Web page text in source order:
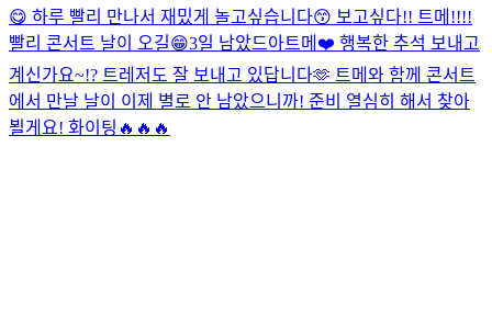
😋 하루 빨리 만나서 재밌게 놀고싶습니다😙 보고싶다!! 트메!!!!
빨리 콘서트 날이 오길😁3일 남았드아트메❤️ 행복한 추석 보내고
계신가요~!? 트레저도 잘 보내고 있답니다🫶 트메와 함께 콘서트
에서 만날 날이 이제 별로 안 남았으니까! 준비 열심히 해서 찾아
뵐게요! 화이팅🔥🔥🔥